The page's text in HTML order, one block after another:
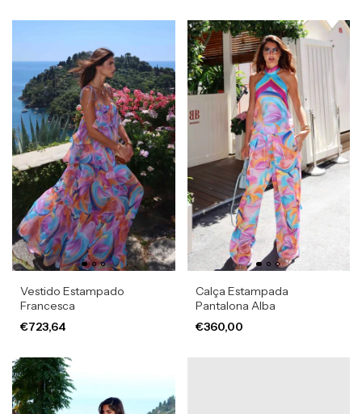
Vestido Estampado
Francesca
€723,64
Calça Estampada
Pantalona Alba
€360,00